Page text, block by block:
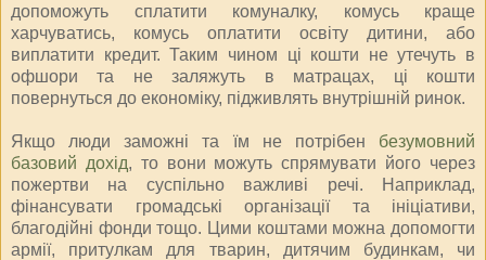
допоможуть сплатити комуналку, комусь краще
харчуватись, комусь оплатити освіту дитини, або
виплатити кредит. Таким чином ці кошти не утечуть в
офшори та не заляжуть в матрацах, ці кошти
повернуться до економіку, підживлять внутрішній ринок.
Якщо люди заможні та їм не потрібен безумовний
базовий дохід, то вони можуть спрямувати його через
пожертви на суспільно важливі речі. Наприклад,
фінансувати громадські організації та ініціативи,
благодійні фонди тощо. Цими коштами можна допомогти
армії, притулкам для тварин, дитячим будинкам, чи